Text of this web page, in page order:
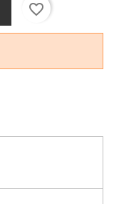
favorite_border